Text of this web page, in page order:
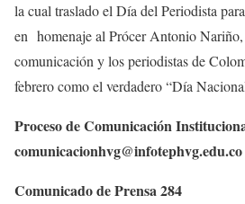
la cual traslado el Día del Periodista
en homenaje al Prócer Antonio Nariño,
comunicación y los periodistas de
febrero como el verdadero “Día
Proceso de Comunicación
comunicacionhvg@infotephvg.edu.co
Comunicado de Prensa 284